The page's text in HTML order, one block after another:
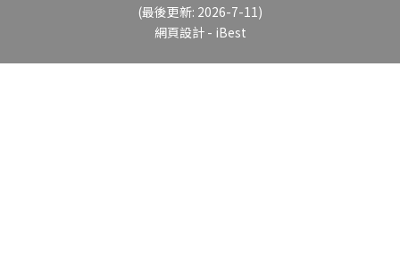
(最後更新: 2026-7-11)
網頁設計- iBest